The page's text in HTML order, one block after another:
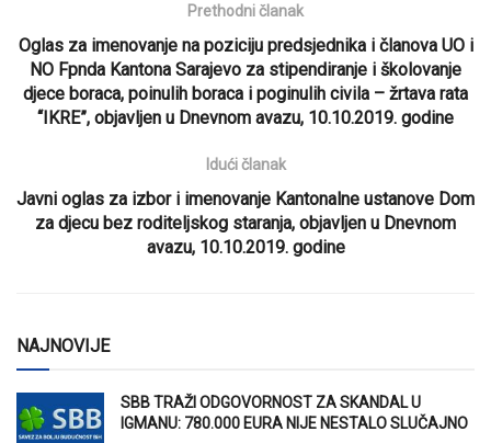
Prethodni članak
Oglas za imenovanje na poziciju predsjednika i članova UO i
NO Fpnda Kantona Sarajevo za stipendiranje i školovanje
djece boraca, poinulih boraca i poginulih civila – žrtava rata
“IKRE”, objavljen u Dnevnom avazu, 10.10.2019. godine
Idući članak
Javni oglas za izbor i imenovanje Kantonalne ustanove Dom
za djecu bez roditeljskog staranja, objavljen u Dnevnom
avazu, 10.10.2019. godine
NAJNOVIJE
SBB TRAŽI ODGOVORNOST ZA SKANDAL U
IGMANU: 780.000 EURA NIJE NESTALO SLUČAJNO